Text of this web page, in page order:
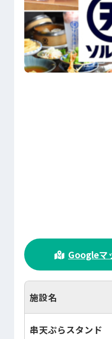
>
Googleマ
施設名
串天ぷらスタンド